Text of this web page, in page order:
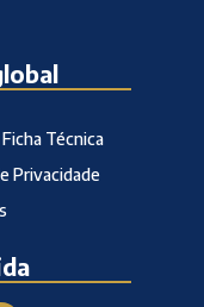
Ficha Técnica
Privacidade